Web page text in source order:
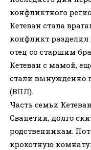
конфликтного
Кетеван стала
конфликт
отец со старшим
Кетеван с мамой,
стали вынужденно
(ВПЛ).
Часть семьи
Сванетии, долго
родственникам.
крохотную